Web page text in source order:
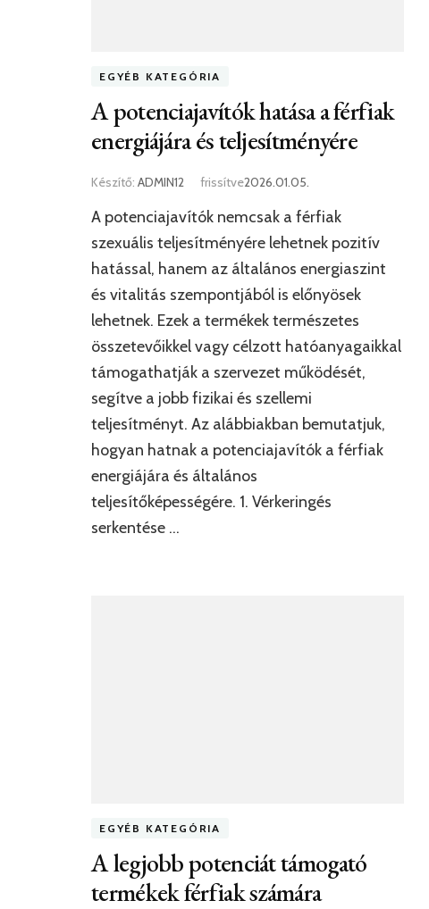
EGYÉB KATEGÓRIA
A potenciajavítók hatása a férfiak
energiájára és teljesítményére
Készítő: ADMIN12 frissítve2026.01.05.
A potenciajavítók nemcsak a férfiak
szexuális teljesítményére lehetnek pozitív
hatással, hanem az általános energiaszint
és vitalitás szempontjából is előnyösek
lehetnek. Ezek a termékek természetes
összetevőikkel vagy célzott hatóanyagaikkal
támogathatják a szervezet működését,
segítve a jobb fizikai és szellemi
teljesítményt. Az alábbiakban bemutatjuk,
hogyan hatnak a potenciajavítók a férfiak
energiájára és általános
teljesítőképességére. 1. Vérkeringés
serkentése …
EGYÉB KATEGÓRIA
A legjobb potenciát támogató
termékek férfiak számára